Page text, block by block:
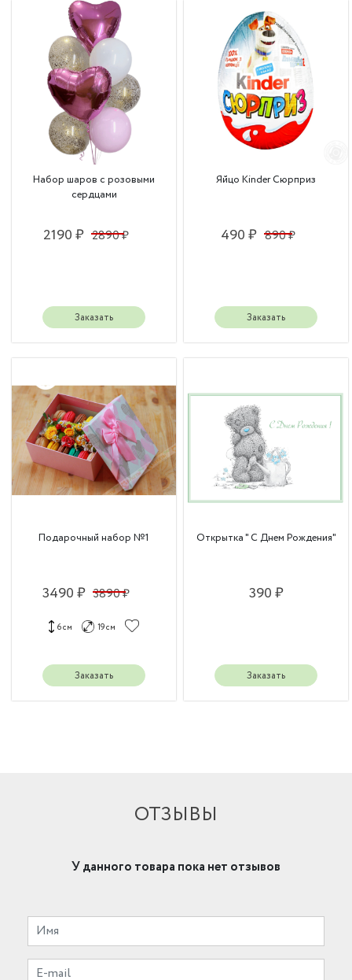
Набор шаров с розовыми
сердцами
2190 ₽ 2890 ₽
Заказать
Яйцо Kinder Сюрприз
490 ₽ 890 ₽
Заказать
Подарочный набор №1
3490 ₽ 3890 ₽
6 см 19 см
Заказать
Открытка " С Днем Рождения"
390 ₽
Заказать
ОТЗЫВЫ
У данного товара пока нет отзывов